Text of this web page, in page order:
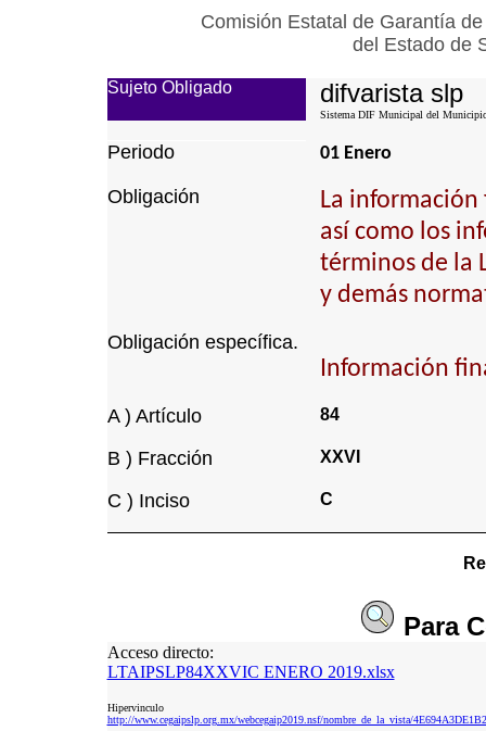
Comisión Estatal de Garantía
del Estado de
Sujeto Obligado difvarista slp
Sistema DIF Municipal del
Periodo 01 Enero
Obligación
La información
así como los
términos de la
y demás
Obligación específica.
Información
A ) Artículo 84
B ) Fracción XXVI
C ) Inciso C
Para
Acceso directo:
LTAIPSLP84XXVIC ENERO 2019.xlsx
Hipervinculo
http://www.cegaipslp.org.mx/webcegaip2019.nsf/nombre_de_la_vista/